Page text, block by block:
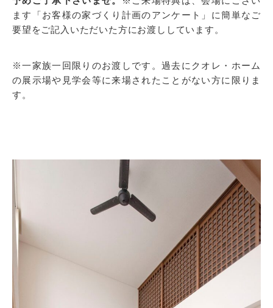
ます「お客様の家づくり計画のアンケート」に簡単なご
要望をご記入いただいた方にお渡ししています。
※一家族一回限りのお渡しです。過去にクオレ・ホーム
の展示場や見学会等に来場されたことがない方に限りま
す。